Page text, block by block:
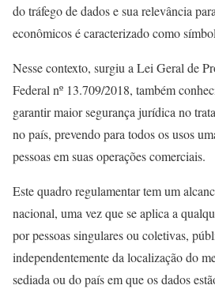
do tráfego de dados e sua relevância
econômicos é caracterizado como
Nesse contexto, surgiu a Lei Geral de
Federal nº 13.709/2018, também
garantir maior segurança jurídica no
no país, prevendo para todos os usos
pessoas em suas operações comerciais.
Este quadro regulamentar tem um
nacional, uma vez que se aplica a
por pessoas singulares ou coletivas,
independentemente da localização do
sediada ou do país em que os dados